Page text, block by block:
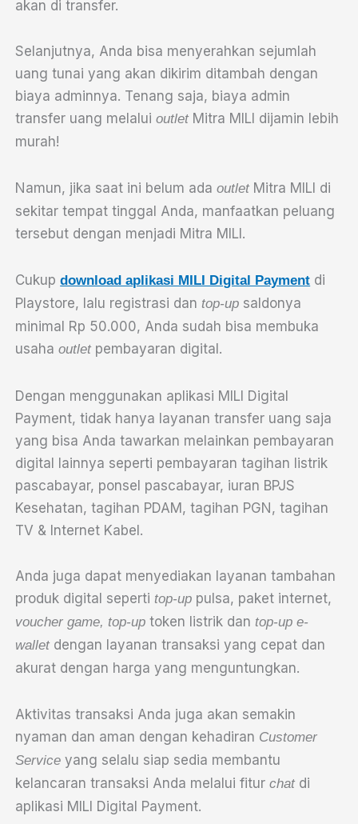
akan di transfer.
Selanjutnya, Anda bisa menyerahkan sejumlah
uang tunai yang akan dikirim ditambah dengan
biaya adminnya. Tenang saja, biaya admin
transfer uang melaluioutlet Mitra MILI dijamin lebih
murah!
Namun, jika saat ini belum adaoutletMitra MILI di
sekitar tempat tinggal Anda, manfaatkan peluang
tersebut dengan menjadi Mitra MILI.
Cukupdownload aplikasi MILI Digital Payment di
Playstore, lalu registrasi dan top-up saldonya
minimal Rp 50.000, Anda sudah bisa membuka
usahaoutletpembayaran digital.
Dengan menggunakan aplikasi MILI Digital
Payment, tidak hanya layanan transfer uang saja
yang bisa Anda tawarkan melainkan pembayaran
digital lainnya seperti pembayaran tagihan listrik
pascabayar, ponsel pascabayar, iuran BPJS
Kesehatan, tagihan PDAM, tagihan PGN, tagihan
TV & Internet Kabel.
Anda juga dapat menyediakan layanan tambahan
produk digital seperti top-up pulsa, paket internet,
voucher game, top-uptoken listrik dan top-up e-
walletdengan layanan transaksi yang cepat dan
akurat dengan harga yang menguntungkan.
Aktivitas transaksi Anda juga akan semakin
nyaman dan aman dengan kehadiran Customer
Service yang selalu siap sedia membantu
kelancaran transaksi Anda melalui fiturchatdi
aplikasi MILI Digital Payment.